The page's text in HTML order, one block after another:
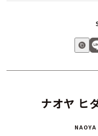
ナオヤ ヒ